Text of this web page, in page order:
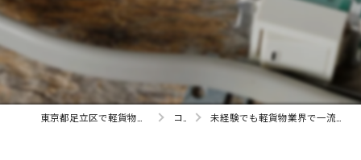
コラム 未経験でも軽貨物業界で一流に！育成体制が充実した職場で働こう